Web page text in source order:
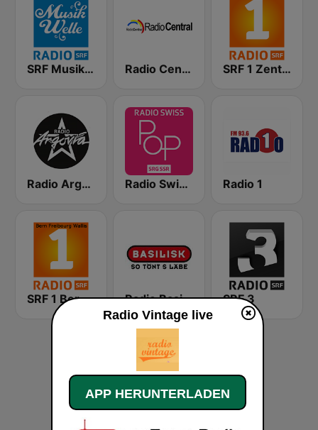
SRF Musikwelle Radio Central SRF 1 Zentralschweiz
Radio Argovia Radio Swiss Pop Radio 1
SRF 1 Bern Freibourg Wallis Radio Basilisk SRF 3
Radio Vintage live
APP HERUNTERLADEN